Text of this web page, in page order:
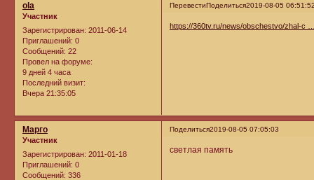
ПеревестиПоделиться2019-08-05
ola
Участник
Зарегистрирован: 2011-06-14
Приглашений: 0
Сообщений: 22
Провел на форуме:
9 дней 4 часа
Последний визит:
Вчера 21:35:05
https://360tv.ru/news/obschestvo/zhal-c
Поделиться2019-08-05 07:05:03
Марго
Участник
Зарегистрирован: 2011-01-18
Приглашений: 0
Сообщений: 336
светлая память